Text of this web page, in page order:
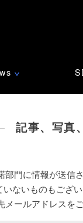
∨
記事、写真
部門に情報が送信
ないものもござ
メールアドレスを